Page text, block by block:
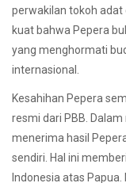
perwakilan tokoh
kuat bahwa Pepera
yang menghormati
internasional.
Kesahihan Pepera
resmi dari PBB.
menerima hasil
sendiri. Hal ini
Indonesia atas